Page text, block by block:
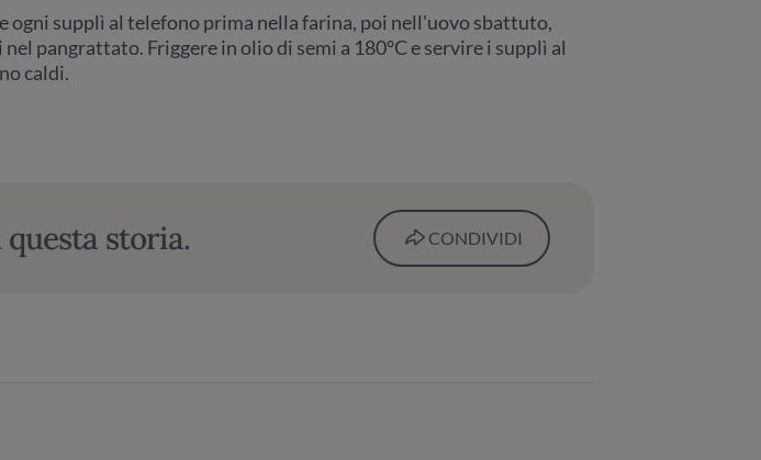
ogni supplì al telefono prima nella farina, poi nell'uovo sbattuto,
pangrattato. Friggere in olio di semi a 180°C e servire i supplì al
caldi.
storia. CONDIVIDI